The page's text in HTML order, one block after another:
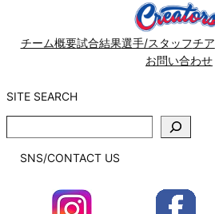
チーム概要試合結果選手/スタッフチア
お問い合わせ
SITE SEARCH
SNS/CONTACT US